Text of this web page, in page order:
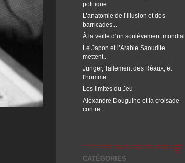
politique...
L’anatomie de l’illusion et des
barricades...
À la veille d’un soulèvement mondial
Le Japon et l’Arabie Saoudite
mettent...
Jünger, Tallement des Réaux, et
l'homme...
Les limites du Jeu
Alexandre Douguine et la croisade
contre...
CATÉGORIES